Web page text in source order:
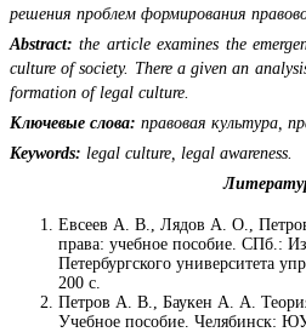
решения проблем формирования
Abstract: the article examines the
culture of society. There a given an
formation of legal culture.
Ключевые слова: правовая культура,
Keywords: legal culture, legal awareness.
Евсеев А. В., Лядов А. О.,
права: учебное пособие. СПб.:
Петербургского университета
200 с.
Петров А. В., Баукен А. А.
Учебное пособие. Челябинск: